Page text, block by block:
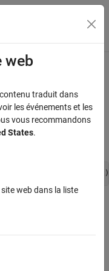
du menu
enables and disables the
*S, uint_T explicit)
web
traduit dans
les événements et les
vous recommandons
States.
web dans la liste